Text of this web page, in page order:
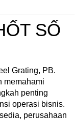
SỐ
Grating, PB.
memahami
penting
operasi bisnis.
perusahaan